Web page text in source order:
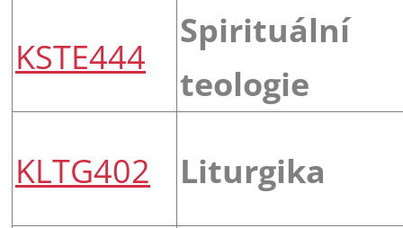
KSTE444
Spirituální
teologie
KLTG402 Liturgika